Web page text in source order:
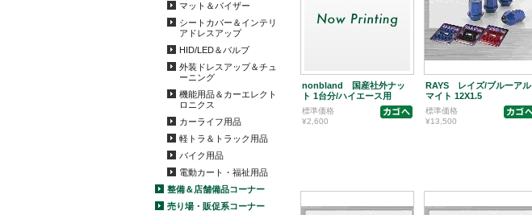
マット＆バイザー
シートカバー＆インテリ
アドレスアップ
HID/LED＆バルブ
外装ドレスアップ＆チュ
ーニング
機能用品＆カーエレクト
ロニクス
カーライフ用品
軽トラ＆トラック用品
バイク用品
電動カート・福祉用品
整備＆店舗備品コーナー
売り場・販促系コーナー
nonbland 国産社外ナッ
ト 1台分/ハイエース用
標準価格
¥2,600
RAYS レイズ/ブルーアル
マイト 12X1.5
標準価格
¥13,500